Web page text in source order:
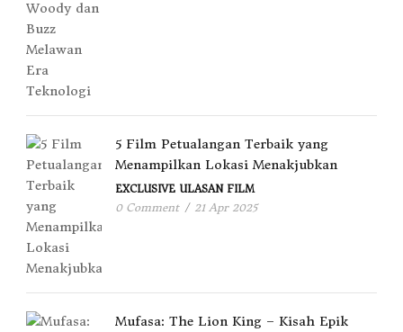
5 Film Petualangan Terbaik yang
Menampilkan Lokasi Menakjubkan
EXCLUSIVE ULASAN FILM
0 Comment / 21 Apr 2025
Mufasa: The Lion King – Kisah Epik